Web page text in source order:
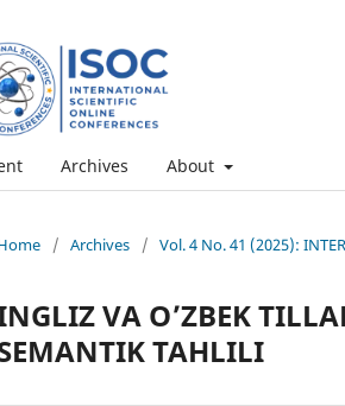
Archives About
/ Archives / Vol. 4 No. 41 (2025):
VA O’ZBEK
TAHLILI